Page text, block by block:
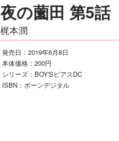
夜の薗田 第5話
梶本潤
発売日：2019年6月8日
本体価格：200円
シリーズ：BOY'SピアスDC
ISBN：ボーンデジタル